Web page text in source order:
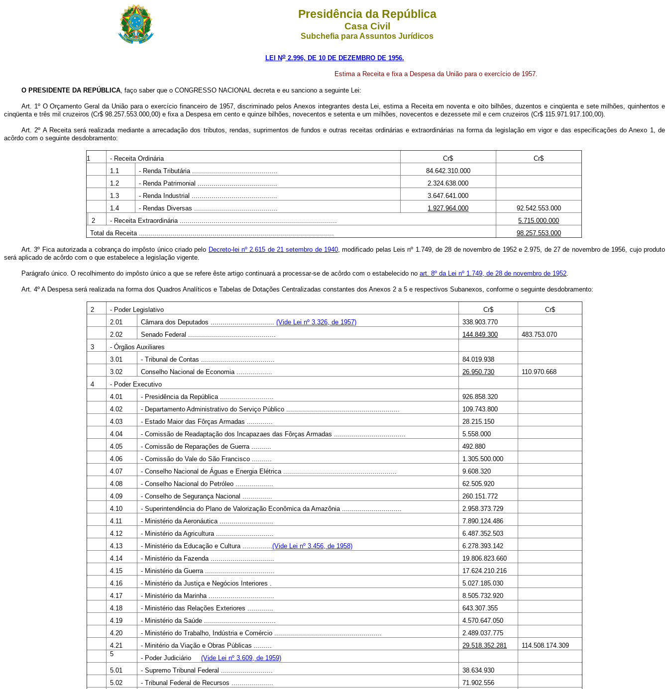
Presidência da República
Casa Civil
Subchefia para Assuntos Jurídicos
LEI No2.996, DE 10 DE DEZEMBRO DE 1956.
Estima a Receita e fixa a Despesa da União para o exercício de 1957.
O PRESIDENTE DA REPÚBLICA, faço saber que o CONGRESSO NACIONAL decreta e eu sanciono a seguinte Lei:
Art. 1º O Orçamento Geral da União para o exercício financeiro de 1957, discriminado pelos Anexos integrantes desta Lei, estima a Receita em noventa e oito bilhões, duzentos e cinqüenta e sete milhões, quinhentos e
cinqüenta e três mil cruzeiros (Cr$ 98.257.553.000,00) e fixa a Despesa em cento e quinze bilhões, novecentos e setenta e um milhões, novecentos e dezessete mil e cem cruzeiros (Cr$ 115.971.917.100,00).
Art. 2º A Receita será realizada mediante a arrecadação dos tributos, rendas, suprimentos de fundos e outras receitas ordinárias e extraordinárias na forma da legislação em vigor e das especificações do Anexo 1, de
acôrdo com o seguinte desdobramento:
1 - Receita Ordinária Cr$
Cr$
1.1
- Renda Tributária ...........................................
84.642.310.000
1.2
- Renda Patrimonial ........................................
2.324.638.000
1.3
- Renda Industrial ...........................................
3.647.641.000
1.4
- Rendas Diversas .......................................... 1.927.964.000
92.542.553.000
2
- Receita Extraordinária ...............................................................................
5.715.000.000
Total da Receita ..................................................................................................
98.257.553.000
Art. 3º Fica autorizada a cobrança do impôsto único criado pelo Decreto-lei nº 2.615 de 21 setembro de 1940, modificado pelas Leis nº 1.749, de 28 de novembro de 1952 e 2.975, de 27 de novembro de 1956, cujo produto
será aplicado de acôrdo com o que estabelece a legislação vigente.
Parágrafo único. O recolhimento do impôsto único a que se refere êste artigo continuará a processar-se de acôrdo com o estabelecido no art. 8º da Lei nº 1.749, de 28 de novembro de 1952.
Art. 4º A Despesa será realizada na forma dos Quadros Analíticos e Tabelas de Dotações Centralizadas constantes dos Anexos 2 a 5 e respectivos Subanexos, conforme o seguinte desdobramento:
2 - Poder Legislativo Cr$
Cr$
2.01
Câmara dos Deputados ................................(Vide Lei nº 3.326, de 1957)
338.903.770
2.02
Senado Federal ............................................ 144.849.300
483.753.070
3
- Órgãos Auxiliares
3.01
- Tribunal de Contas .....................................
84.019.938
3.02
Conselho Nacional de Economia .................. 26.950.730
110.970.668
4
- Poder Executivo
4.01
- Presidência da República ...........................
926.858.320
4.02
- Departamento Administrativo do Serviço Público .........................................................
109.743.800
4.03
- Estado Maior das Fôrças Armadas .............
28.215.150
4.04
- Comissão de Readaptação dos Incapazaes das Fôrças Armadas ....................................
5.558.000
4.05
- Comissão de Reparações de Guerra ..........
492.880
4.06
- Comissão do Vale do São Francisco ..........
1.305.500.000
4.07
- Conselho Nacional de Águas e Energia Elétrica .........................................................
9.608.320
4.08
- Conselho Nacional do Petróleo ...................
62.505.920
4.09
- Conselho de Segurança Nacional ...............
260.151.772
4.10
- Superintendência do Plano de Valorização Econômica da Amazônia ..............................
2.958.373.729
4.11
- Ministério da Aeronáutica ...........................
7.890.124.486
4.12
- Ministério da Agricultura .............................
6.487.352.503
4.13
- Ministério da Educação e Cultura ...............(Vide Lei nº 3.456, de 1958)
6.278.393.142
4.14
- Ministério da Fazenda ................................
19.806.823.660
4.15
- Ministério da Guerra ...................................
17.624.210.216
4.16
- Ministério da Justiça e Negócios Interiores .
5.027.185.030
4.17
- Ministério da Marinha .................................
8.505.732.920
4.18
- Ministério das Relações Exteriores .............
643.307.355
4.19
- Ministério da Saúde ....................................
4.570.647.050
4.20
- Ministério do Trabalho, Indústria e Comércio ......................................................
2.489.037.775
4.21
- Minitério da Viação e Obras Públicas ......... 29.518.352.281
114.508.174.309
5
- Poder Judiciário(Vide Lei nº 3.609, de 1959)
5.01
- Supremo Tribunal Federal ..........................
38.634.930
5.02
- Tribunal Federal de Recursos .....................
71.902.556